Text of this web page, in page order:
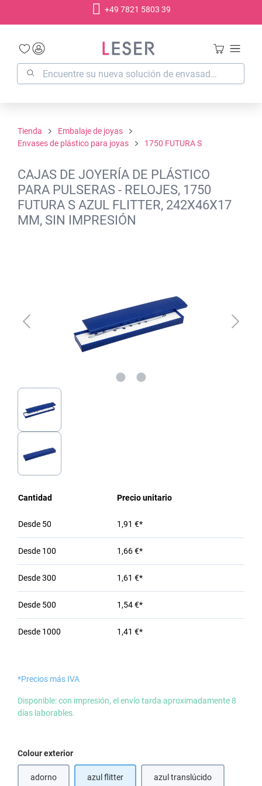
+49 7821 5803 39
Tienda
Embalaje de joyas
Envases de plástico para joyas
1750 FUTURA S
CAJAS DE JOYERÍA DE PLÁSTICO
PARA PULSERAS - RELOJES, 1750
FUTURA S AZUL FLITTER, 242X46X17
MM, SIN IMPRESIÓN
Cantidad Precio unitario
Desde 50 1,91 €*
Desde 100 1,66 €*
Desde300 1,61 €*
Desde 500 1,54 €*
Desde 1000 1,41 €*
*Precios más IVA
Disponible: con impresión, el envío tarda aproximadamente 8
días laborables.
Seleccione
Colour exterior
adorno(Esta opción no está disponible en este momento.)
azul flitter azul translúcido